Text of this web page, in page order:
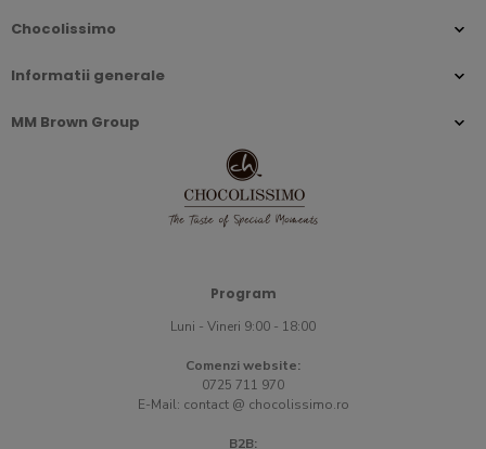
Chocolissimo
Informatii generale
MM Brown Group
Program
Luni - Vineri 9:00 - 18:00
Comenzi website:
0725 711 970
E-Mail: contact @ chocolissimo.ro
B2B: